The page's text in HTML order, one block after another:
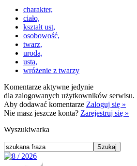
charakter,
ciało,
kształt ust,
osobowość,
twarz,
uroda,
usta,
wróżenie z twarzy
Komentarze aktywne jedynie
dla zalogowanych użytkowników serwisu.
Aby dodawać komentarze Zaloguj się »
Nie masz jeszcze konta? Zarejestruj się »
Wyszukiwarka